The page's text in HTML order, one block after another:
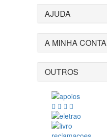
AJUDA
A MINHA CONTA
OUTROS